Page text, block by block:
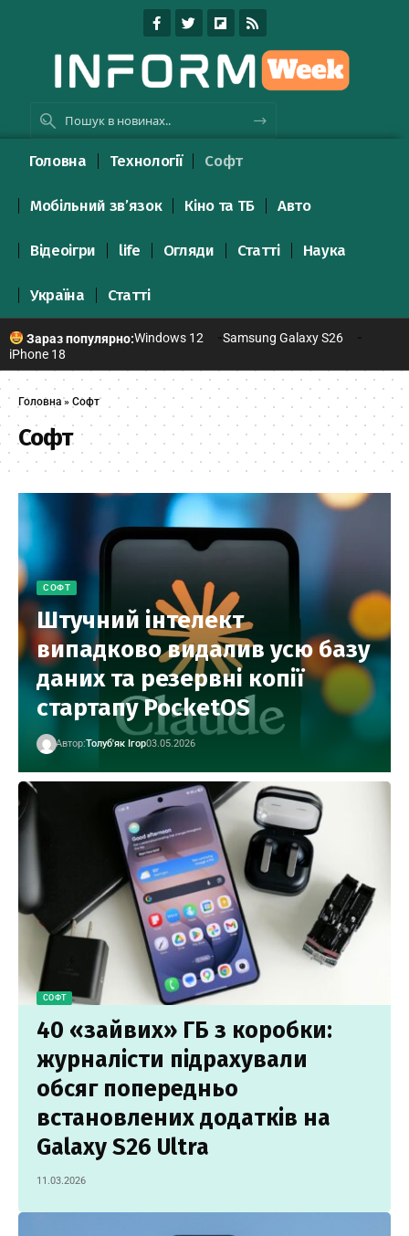
Головна Технології Софт
Мобільний зв’язок Кіно та ТБ Авто
Відеоігри life Огляди Статті Наука
Україна Статті
Зараз популярно:Windows 12
Samsung Galaxy S26
iPhone 18
Головна» Софт
Софт
СОФТ
Штучний інтелект
випадково видалив усю базу
даних та резервні копії
стартапу PocketOS
Автор:Толуб'як Ігор03.05.2026
СОФТ
40 «зайвих» ГБ з коробки:
журналісти підрахували
обсяг попередньо
встановлених додатків на
Galaxy S26 Ultra
11.03.2026